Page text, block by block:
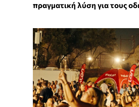
πραγματική λύση για τους